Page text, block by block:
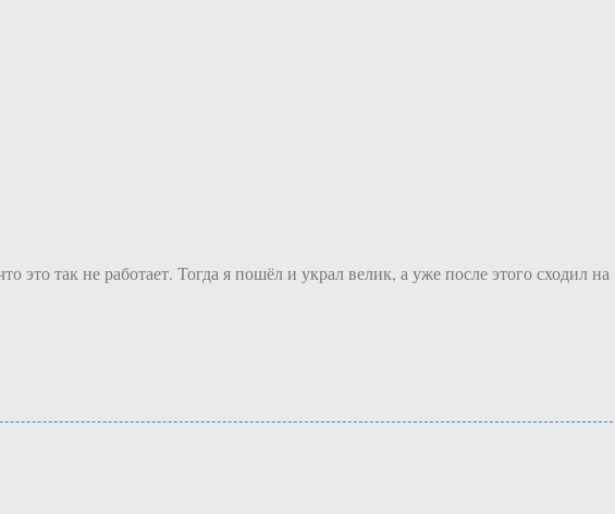
так не работает. Тогда я пошёл и украл велик, а уже после этого сходил на